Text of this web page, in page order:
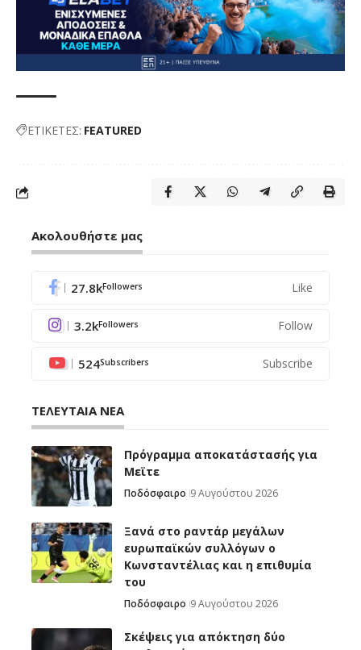
ΕΤΙΚΕΤΕΣ: FEATURED
Ακολουθήστε μας
27.8kFollowers Like
3.2kFollowers Follow
524Subscribers Subscribe
ΤΕΛΕΥΤΑΙΑ ΝΕΑ
Πρόγραμμα αποκατάστασής για
Μεϊτε
Ποδόσφαιρο 9 Αυγούστου 2026
Ξανά στο ραντάρ μεγάλων
ευρωπαϊκών συλλόγων ο
Κωνσταντέλιας και η επιθυμία
του
Ποδόσφαιρο 9 Αυγούστου 2026
Σκέψεις για απόκτηση δύο